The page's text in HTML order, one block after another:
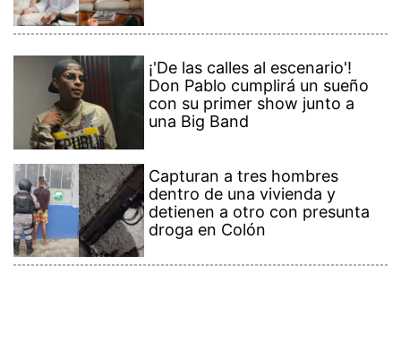
¡'De las calles al escenario'!
Don Pablo cumplirá un sueño
con su primer show junto a
una Big Band
Capturan a tres hombres
dentro de una vivienda y
detienen a otro con presunta
droga en Colón